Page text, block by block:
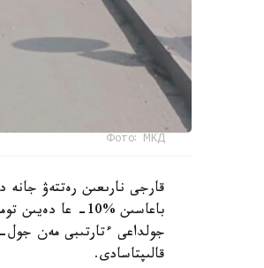
Фото: МКД
قارجى نارىعىن رەتتەۋ جانە
باعاسىن %10-
جولداعى ءتارتىبى مەن جول-
قالىپتاسادى.